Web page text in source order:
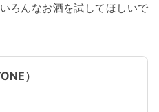
ろんなお酒を試してほしいで
）